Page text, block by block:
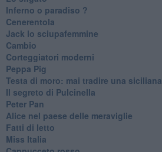
Inferno o paradiso ?
Cenerentola
Jack lo sciupafemmine
Cambio
Corteggiatori moderni
Peppa Pig
Testa di moro: mai tradire una siciliana
Il segreto di Pulcinella
Peter Pan
Alice nel paese delle meraviglie
Fatti di letto
Miss Italia